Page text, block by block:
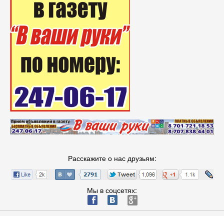
Расскажите о нас друзьям:
Мы в соцсетях:
ä æ è